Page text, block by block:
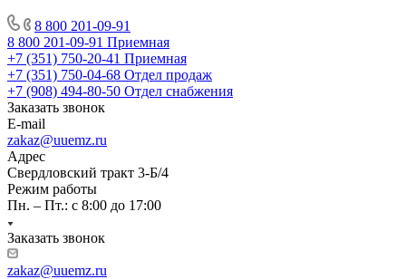
8 800 201-09-91
8 800 201-09-91 Приемная
+7 (351) 750-20-41 Приемная
+7 (351) 750-04-68 Отдел продаж
+7 (908) 494-80-50 Отдел снабжения
Заказать звонок
E-mail
zakaz@uuemz.ru
Адрес
Свердловский тракт 3-Б/4
Режим работы
Пн. – Пт.: с 8:00 до 17:00
Заказать звонок
zakaz@uuemz.ru